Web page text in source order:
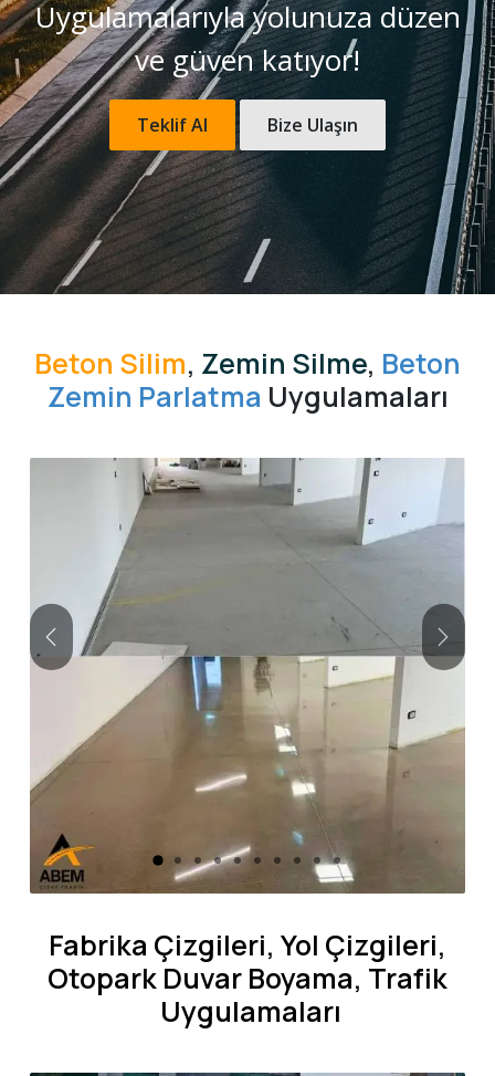
Uygulamalarıyla yolunuza düzen
ve güven katıyor!
Teklif Al Bize Ulaşın
Beton Silim, Zemin Silme, Beton
Zemin Parlatma Uygulamaları
Önceki
Fabrika Çizgileri, Yol Çizgileri,
Otopark Duvar Boyama, Trafik
Uygulamaları